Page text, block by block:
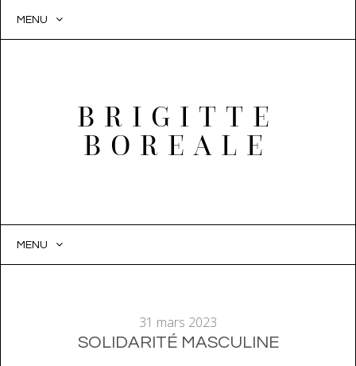
MENU
BRIGITTE
BOREALE
MENU
31 mars 2023
SOLIDARITÉ MASCULINE